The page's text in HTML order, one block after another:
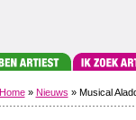
Home » Nieuws » Musical